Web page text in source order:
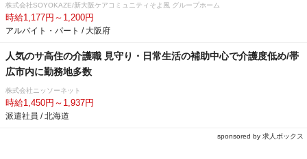
株式会社SOYOKAZE/新大阪ケアコミュニティそよ風 グループホーム
時給1,177円～1,200円
アルバイト・パート / 大阪府
人気のサ高住の介護職 見守り・日常生活の補助中心で介護度低め/帯
広市内に勤務地多数
株式会社ニッソーネット
時給1,450円～1,937円
派遣社員 / 北海道
sponsored by 求人ボックス